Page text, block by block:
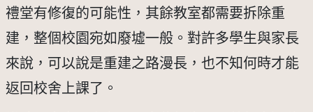
禮堂有修復的可能性，其餘教室都需要拆除重
建，整個校園宛如廢墟一般。對許多學生與家長
來說，可以說是重建之路漫長，也不知何時才能
返回校舍上課了。